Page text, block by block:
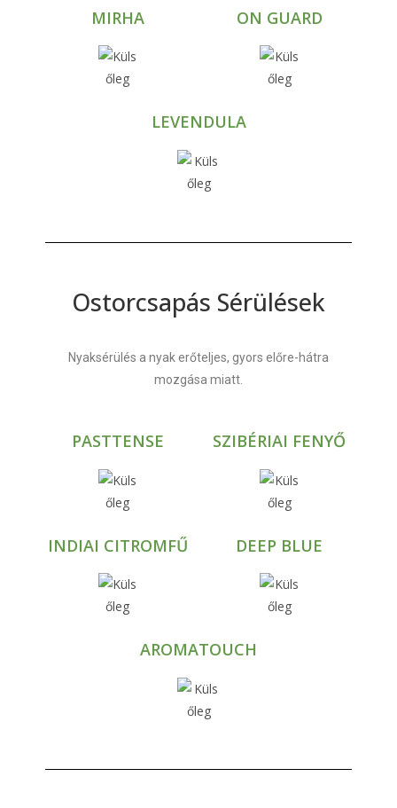
MIRHA ON GUARD
LEVENDULA
Ostorcsapás Sérülések
Nyaksérülés a nyak erőteljes, gyors előre-hátra
mozgása miatt.
PASTTENSE SZIBÉRIAI FENYŐ
INDIAI CITROMFŰ DEEP BLUE
AROMATOUCH